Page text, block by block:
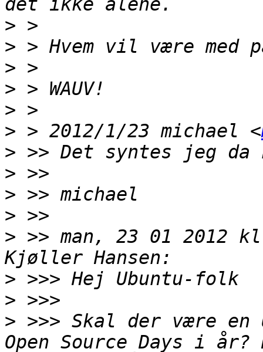
>
>
>
>
>
> > 2012/1/23 michael <
>
>
>
>
> >> man, 23 01 2012
>
>
> >>> Skal der være en